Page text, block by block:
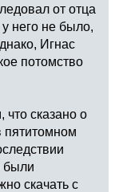
от отца
него не было,
Игнас
потомство
сказано о
пятитомном
были
скачать с